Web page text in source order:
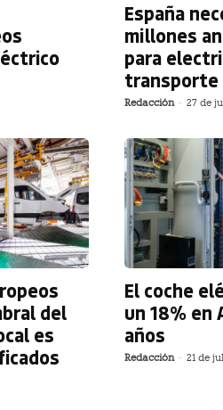
España
millones
para
transporte
Redacción - 27 de
del
es
El coche
un 18% en
años
Redacción - 21 de